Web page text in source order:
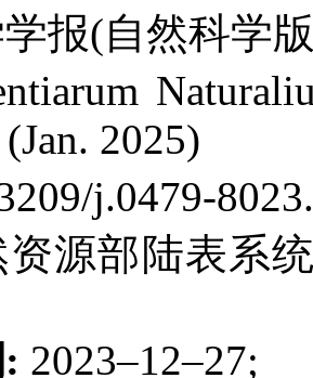
报(自然科学
2025)
j.0479-
资源部陆表系
2023–12–27;